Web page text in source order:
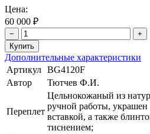
Цена:
60 000 ₽
− +
Дополнительные характеристики
Артикул BG4120F
Автор
Тютчев Ф.И.
Переплет
Цельнокожаный из
ручной работы,
вставкой, а также
тиснением;